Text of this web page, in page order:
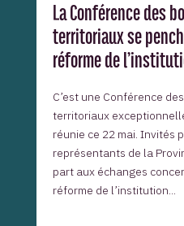
La Conférence des
territoriaux se
réforme de
C’est une Conférence
territoriaux
réunie ce 22 mai. Invités
représentants de la
part aux échanges
réforme de l’institution...